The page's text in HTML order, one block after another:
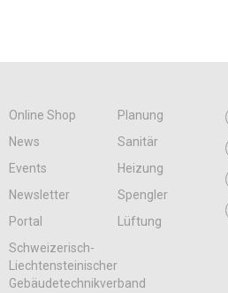
Online Shop
Planung
News
Sanitär
Events
Heizung
Newsletter
Spengler
Portal
Lüftung
Schweizerisch-
Liechtensteinischer
Gebäudetechnikverband